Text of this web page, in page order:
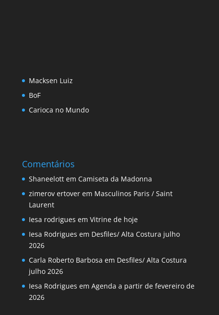
Macksen Luiz
BoF
Carioca no Mundo
Comentários
Shaneelottem Camiseta da Madonna
zimerov ertoverem Masculinos Paris / Saint
Laurent
Iesa rodrigues em Vitrine de hoje
Iesa Rodrigues em Desfiles/ Alta Costura julho
2026
Carla Roberto Barbosa em Desfiles/ Alta Costura
julho 2026
Iesa Rodrigues em Agenda a partir de fevereiro de
2026